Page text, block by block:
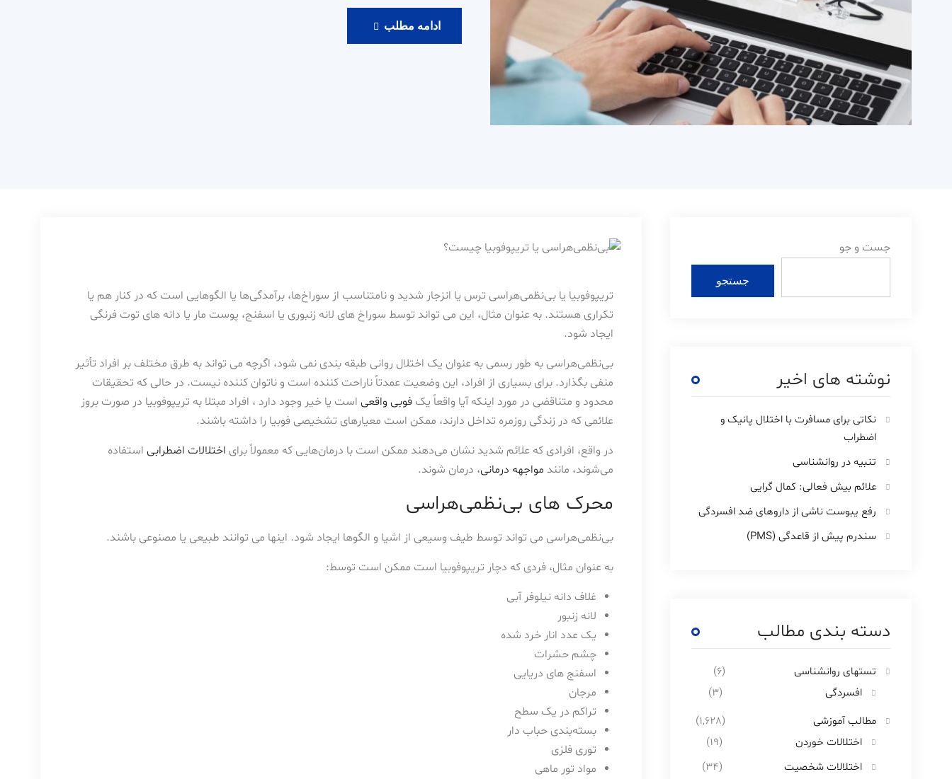
ادامه مطلب رزرو
ویزیت
تریپوفوبیا یا بی‌نظمی‌هراسی ترس یا انزجار شدید و نامتناسب از سوراخ‌ها، برآمدگی‌ها یا الگوهایی است که در کنار هم یا
تکراری هستند. به عنوان مثال، این می تواند توسط سوراخ های لانه زنبوری یا اسفنج، پوست مار یا دانه های توت فرنگی
ایجاد شود.
بی‌نظمی‌هراسی به طور رسمی به عنوان یک اختلال روانی طبقه بندی نمی شود، اگرچه می تواند به طرق مختلف بر افراد تأثیر
منفی بگذارد. برای بسیاری از افراد، این وضعیت عمدتاً ناراحت کننده است و ناتوان کننده نیست. در حالی که تحقیقات
محدود و متناقضی در مورد اینکه آیا واقعاً یک فوبی واقعی است یا خیر وجود دارد ، افراد مبتلا به تریپوفوبیا در صورت بروز
علائمی که در زندگی روزمره تداخل دارند، ممکن است معیارهای تشخیصی فوبیا را داشته باشند.
در واقع، افرادی که علائم شدید نشان می‌دهند ممکن است با درمان‌هایی که معمولاً برای اختلالات اضطرابی استفاده
می‌شوند، مانند مواجهه درمانی، درمان شوند.
محرک های بی‌نظمی‌هراسی
بی‌نظمی‌هراسی می تواند توسط طیف وسیعی از اشیا و الگوها ایجاد شود. اینها می توانند طبیعی یا مصنوعی باشند.
به عنوان مثال، فردی که دچار تریپوفوبیا است ممکن است توسط:
غلاف دانه نیلوفر آبی
لانه زنبور
یک عدد انار خرد شده
چشم حشرات
اسفنج های دریایی
مرجان
تراکم در یک سطح
بسته‌بندی حباب دار
توری فلزی
مواد تور ماهی
جست و جو
جستجو
نوشته های اخیر
نکاتی برای مسافرت با اختلال پانیک و
اضطراب
تنبیه در روانشناسی
علائم بیش فعالی: کمال گرایی
رفع یبوست ناشی از داروهای ضد افسردگی
سندرم پیش از قاعدگی (PMS)
دسته بندی مطالب
تستهای روانشناسی
(6)
افسردگی
(3)
مطالب آموزشی
(1,628)
اختلالات خوردن
(19)
اختلالات شخصیت
(34)